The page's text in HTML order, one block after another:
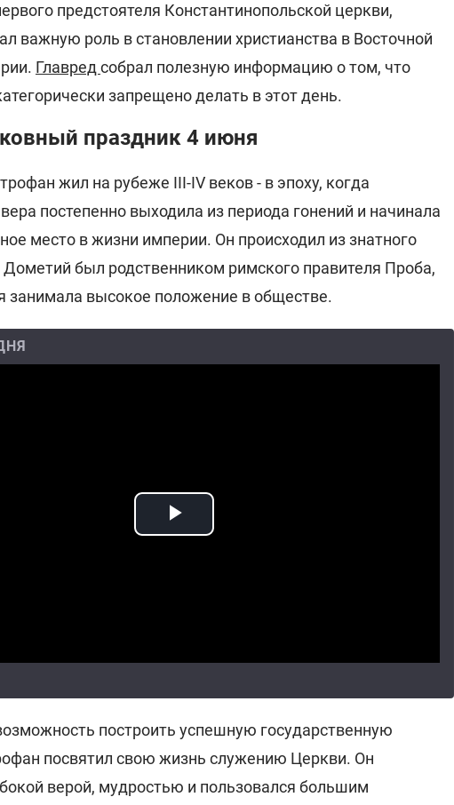
предстоятеля Константинопольской церкви,
важную роль в становлении христианства в Восточной
Главред собрал полезную информацию о том, что
запрещено делать в этот день.
праздник 4 июня
жил на рубеже III-IV веков - в эпоху, когда
постепенно выходила из периода гонений и начинала
место в жизни империи. Он происходил из знатного
Дометий был родственником римского правителя Проба,
занимала высокое положение в обществе.
построить успешную государственную
посвятил свою жизнь служению Церкви. Он
верой, мудростью и пользовался большим